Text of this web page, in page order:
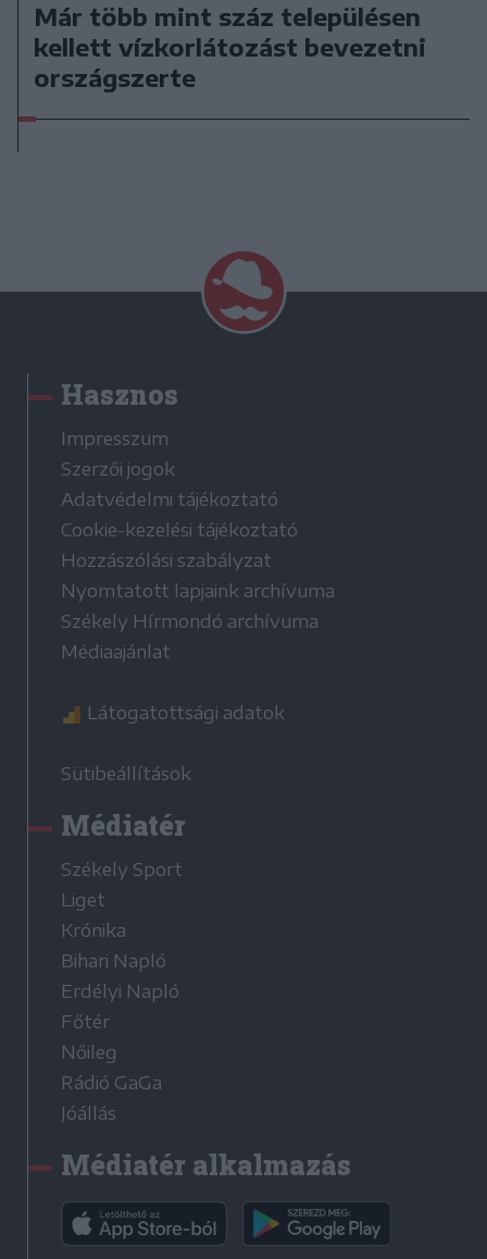
Már több mint száz településen
kellett vízkorlátozást bevezetni
országszerte
Hasznos
Impresszum
Szerzői jogok
Adatvédelmi tájékoztató
Cookie-kezelési tájékoztató
Hozzászólási szabályzat
Nyomtatott lapjaink archívuma
Székely Hírmondó archívuma
Médiaajánlat
Látogatottsági adatok
Sütibeállítások
Médiatér
Székely Sport
Liget
Krónika
Bihari Napló
Erdélyi Napló
Főtér
Nőileg
Rádió GaGa
Jóállás
Médiatér alkalmazás